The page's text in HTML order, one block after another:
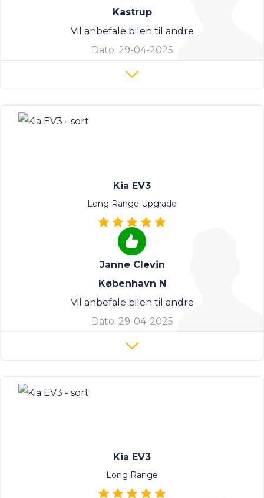
Kastrup
Vil anbefale bilen til andre
Dato: 29-04-2025
Kia EV3
Long Range Upgrade
Janne Clevin
København N
Vil anbefale bilen til andre
Dato: 29-04-2025
Kia EV3
Long Range